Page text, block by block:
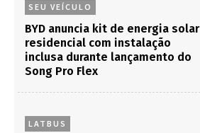
SEU VEÍCULO
BYD anuncia kit de energia solar
residencial com instalação
inclusa durante lançamento do
Song Pro Flex
LATBUS